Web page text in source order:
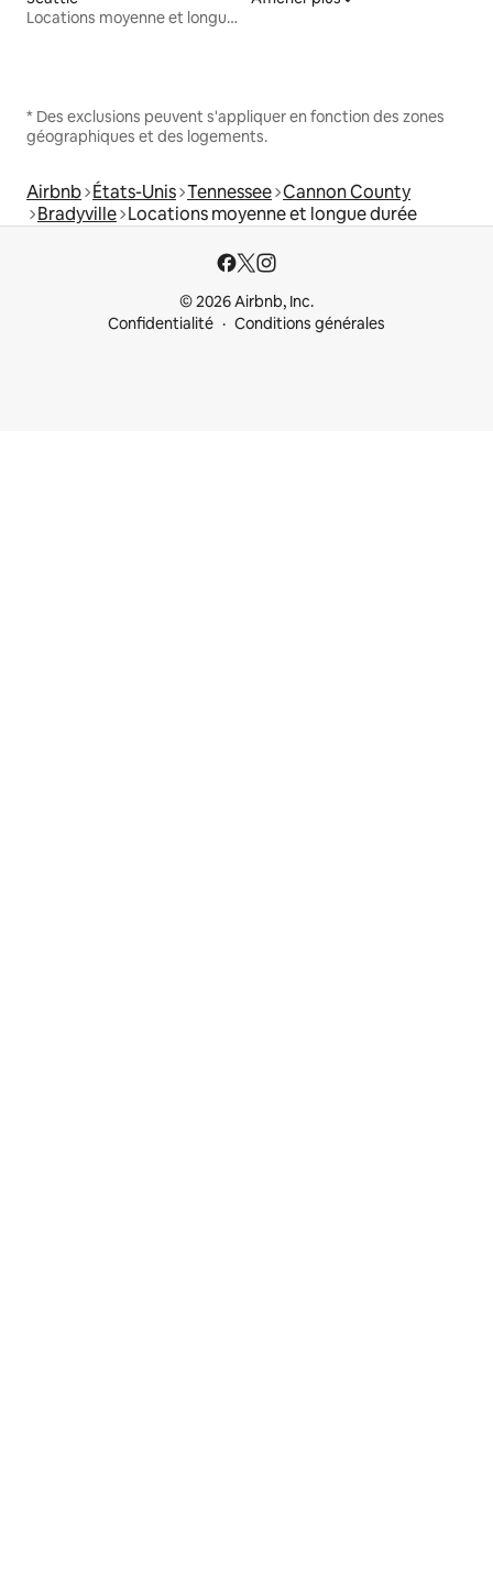
Locations moyenne et longue durée
* Des exclusions peuvent s'appliquer en fonction des zones
géographiques et des logements.
Airbnb États-Unis Tennessee Cannon County
Bradyville Locations moyenne et longue durée
© 2026 Airbnb, Inc.
Confidentialité
Conditions générales